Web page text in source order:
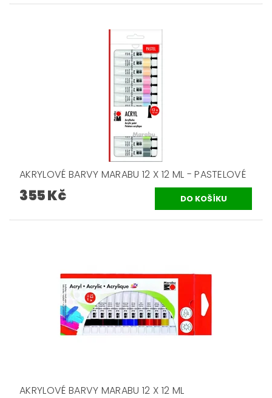
AKRYLOVÉ BARVY MARABU 12 X 12 ML - PASTELOVÉ
355 Kč
AKRYLOVÉ BARVY MARABU 12 X 12 ML